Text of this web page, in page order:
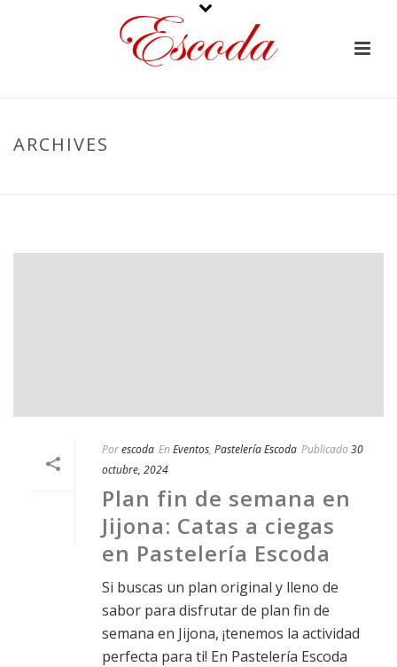
ARCHIVES
Porescoda En Eventos, Pastelería Escoda Publicado 30
octubre, 2024
Plan fin de semana en
Jijona: Catas a ciegas
en Pastelería Escoda
Si buscas un plan original y lleno de
sabor para disfrutar de plan fin de
semana en Jijona, ¡tenemos la actividad
perfecta para ti! En Pastelería Escoda